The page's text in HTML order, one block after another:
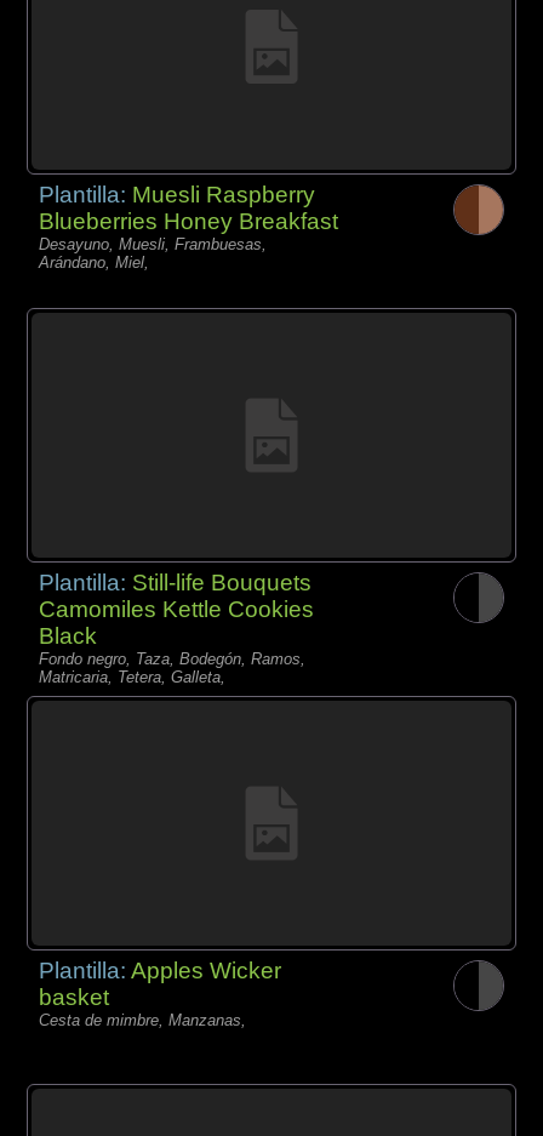
Plantilla: Muesli Raspberry
Blueberries Honey Breakfast
Desayuno, Muesli, Frambuesas,
Arándano, Miel,
Plantilla: Still-life Bouquets
Camomiles Kettle Cookies
Black
Fondo negro, Taza, Bodegón, Ramos,
Matricaria, Tetera, Galleta,
Plantilla:Apples Wicker
basket
Cesta de mimbre, Manzanas,